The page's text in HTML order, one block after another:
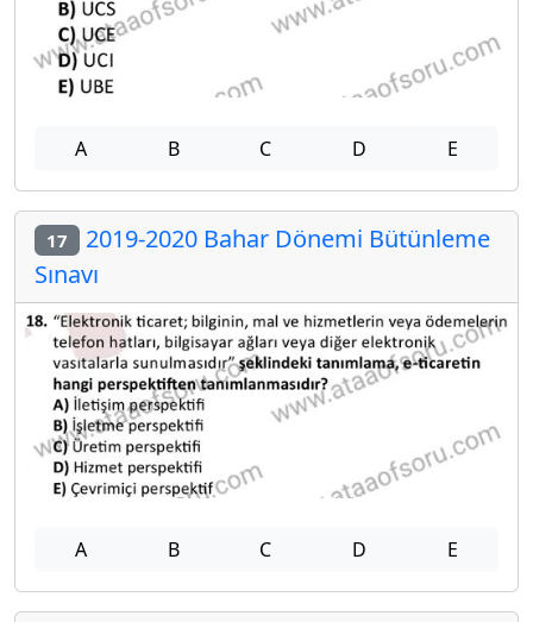
A B C D E
17 2019-2020 Bahar Dönemi Bütünleme
Sınavı
A B C D E